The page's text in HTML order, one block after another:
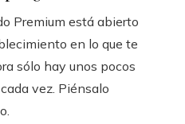
Premium está abierto
en lo que te
sólo hay unos pocos
vez. Piénsalo